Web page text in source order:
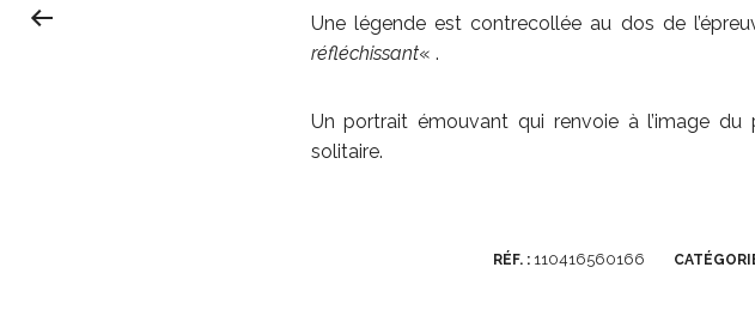
Une légende est contrecollée au dos de
réfléchissant« .
Un portrait émouvant qui renvoie à l’image du
solitaire.
RÉF. : 110416560166